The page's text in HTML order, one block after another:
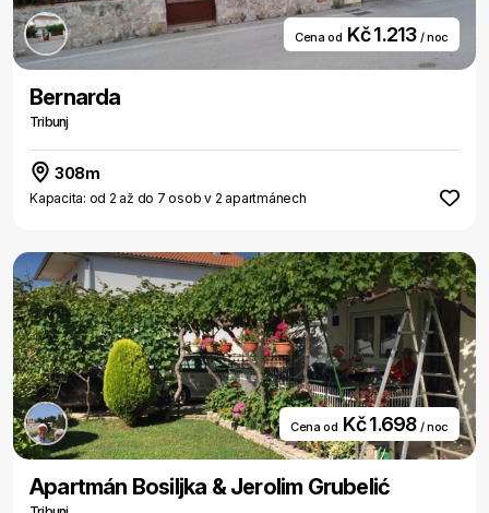
Cena od Kč 1.213 / noc
Bernarda
Tribunj
308m
Kapacita: od 2 až do 7 osob v 2 apartmánech
Cena od Kč 1.698 / noc
Apartmán Bosiljka & Jerolim Grubelić